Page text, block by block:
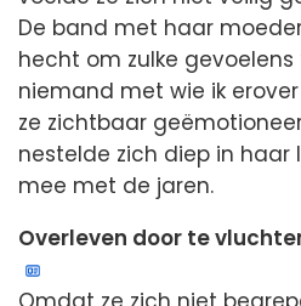
De band met haar
hecht om zulke gevoelens
niemand met wie ik
ze zichtbaar
nestelde zich diep in haar
mee met de jaren.
Overleven door te